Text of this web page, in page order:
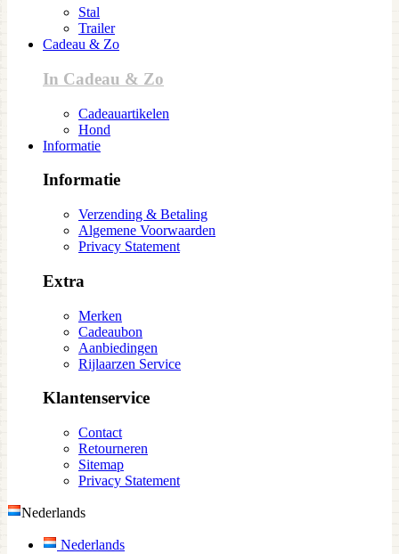
Stal
Trailer
Cadeau & Zo
In Cadeau & Zo
Cadeauartikelen
Hond
Informatie
Informatie
Verzending & Betaling
Algemene Voorwaarden
Privacy Statement
Extra
Merken
Cadeaubon
Aanbiedingen
Rijlaarzen Service
Klantenservice
Contact
Retourneren
Sitemap
Privacy Statement
Nederlands
Nederlands